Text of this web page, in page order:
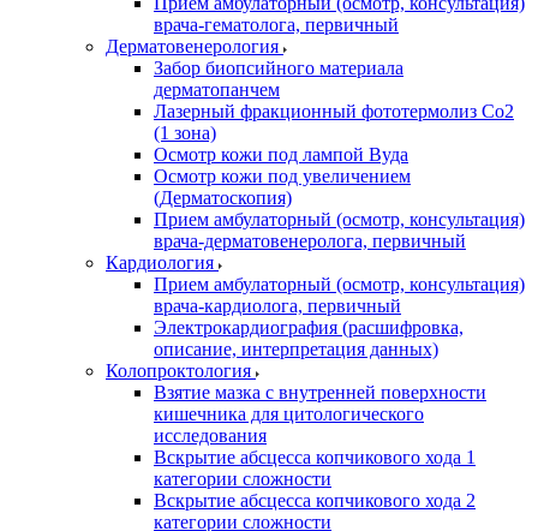
врача-гематолога, первичный
Дерматовенерология
Забор биопсийного материала
дерматопанчем
Лазерный фракционный фототермолиз Со2
(1 зона)
Осмотр кожи под лампой Вуда
Осмотр кожи под увеличением
(Дерматоскопия)
Прием амбулаторный (осмотр, консультация)
врача-дерматовенеролога, первичный
Кардиология
Прием амбулаторный (осмотр, консультация)
врача-кардиолога, первичный
Электрокардиография (расшифровка,
описание, интерпретация данных)
Колопроктология
Взятие мазка с внутренней поверхности
кишечника для цитологического
исследования
Вскрытие абсцесса копчикового хода 1
категории сложности
Вскрытие абсцесса копчикового хода 2
категории сложности